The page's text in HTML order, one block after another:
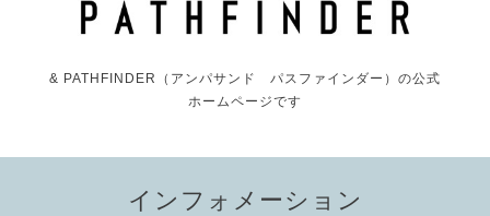
& PATHFINDER（アンパサンド パスファインダー）の公式
ホームページです
インフォメーション